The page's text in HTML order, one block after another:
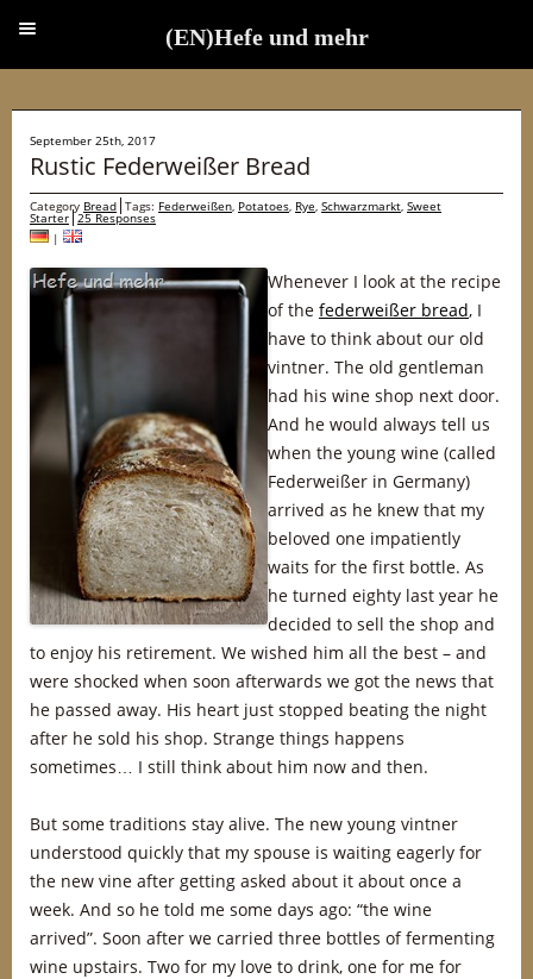
September 25th, 2017
Rustic Federweißer Bread
Category Bread Tags: Federweißen, Potatoes, Rye, Schwarzmarkt, Sweet
Starter 25 Responses
|
Whenever I look at the recipe
of the federweißer bread, I
have to think about our old
vintner. The old gentleman
had his wine shop next door.
And he would always tell us
when the young wine (called
Federweißer in Germany)
arrived as he knew that my
beloved one impatiently
waits for the first bottle. As
he turned eighty last year he
decided to sell the shop and
to enjoy his retirement. We wished him all the best – and
were shocked when soon afterwards we got the news that
he passed away. His heart just stopped beating the night
after he sold his shop. Strange things happens
sometimes… I still think about him now and then.
But some traditions stay alive. The new young vintner
understood quickly that my spouse is waiting eagerly for
the new vine after getting asked about it about once a
week. And so he told me some days ago: “the wine
arrived”. Soon after we carried three bottles of fermenting
wine upstairs. Two for my love to drink, one for me for
(EN)Hefe und mehr
(EN)Hefe und mehr